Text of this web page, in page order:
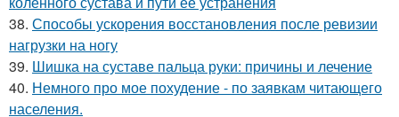
38. Способы ускорения восстановления после ревизии
нагрузки на ногу
39. Шишка на суставе пальца руки: причины и лечение
40. Немного про мое похудение - по заявкам читающего
населения.